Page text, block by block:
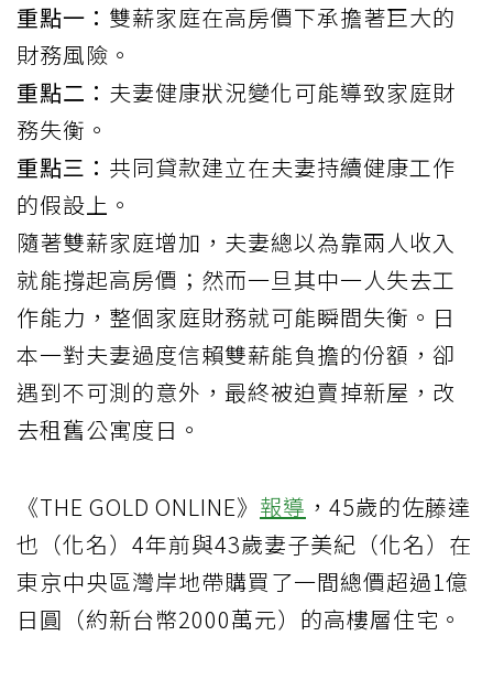
重點一： 雙薪家庭在高房價下承擔著巨大的
財務風險。
重點二： 夫妻健康狀況變化可能導致家庭財
務失衡。
重點三： 共同貸款建立在夫妻持續健康工作
的假設上。
隨著雙薪家庭增加，夫妻總以為靠兩人收入
就能撐起高房價；然而一旦其中一人失去工
作能力，整個家庭財務就可能瞬間失衡。日
本一對夫妻過度信賴雙薪能負擔的份額，卻
遇到不可測的意外，最終被迫賣掉新屋，改
去租舊公寓度日。
《THE GOLD ONLINE》 報導 ，45歲的佐藤達
也（化名）4年前與43歲妻子美紀（化名）在
東京中央區灣岸地帶購買了一間總價超過1億
日圓（約新台幣2000萬元）的高樓層住宅。